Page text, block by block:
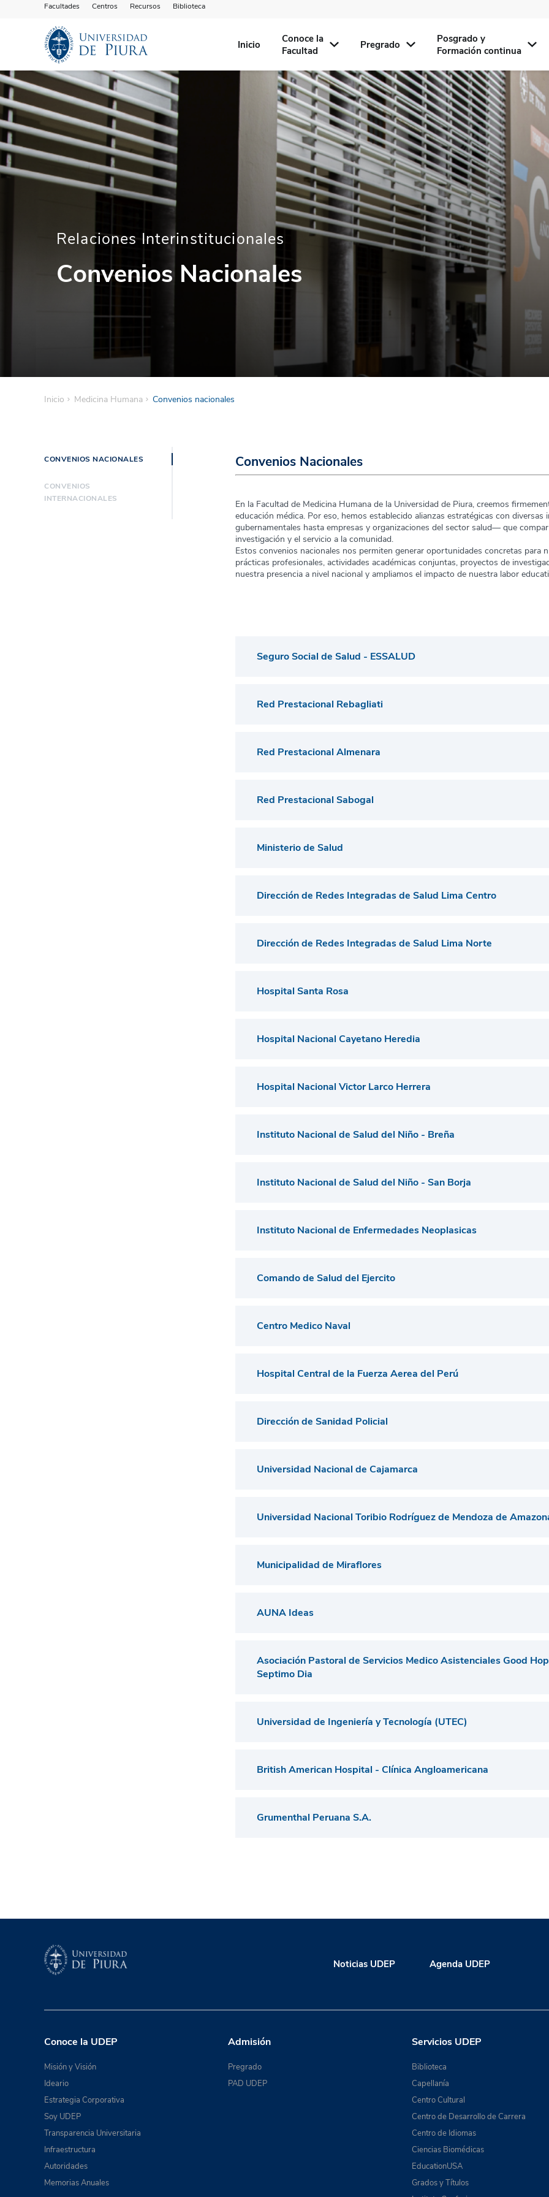
Facultades Centros Recursos Biblioteca
Inicio
Conoce la
Facultad
Pregrado
Posgrado y
Formación continua
Relaciones Interinstitucionales
Convenios Nacionales
Inicio Medicina Humana Convenios nacionales
CONVENIOS NACIONALES
CONVENIOS
INTERNACIONALES
Convenios Nacionales
En la Facultad de Medicina Humana de la Universidad de Piura, creemos
educación médica. Por eso, hemos establecido alianzas estratégicas con
gubernamentales hasta empresas y organizaciones del sector salud— que
investigación y el servicio a la comunidad.
Estos convenios nacionales nos permiten generar oportunidades concretas para
prácticas profesionales, actividades académicas conjuntas, proyectos de
nuestra presencia a nivel nacional y ampliamos el impacto de nuestra labor
Seguro Social de Salud - ESSALUD
Red Prestacional Rebagliati
Red Prestacional Almenara
Red Prestacional Sabogal
Ministerio de Salud
Dirección de Redes Integradas de Salud Lima Centro
Dirección de Redes Integradas de Salud Lima Norte
Hospital Santa Rosa
Hospital Nacional Cayetano Heredia
Hospital Nacional Victor Larco Herrera
Instituto Nacional de Salud del Niño - Breña
Instituto Nacional de Salud del Niño - San Borja
Instituto Nacional de Enfermedades Neoplasicas
Comando de Salud del Ejercito
Centro Medico Naval
Hospital Central de la Fuerza Aerea del Perú
Dirección de Sanidad Policial
Universidad Nacional de Cajamarca
Universidad Nacional Toribio Rodríguez de Mendoza de
Municipalidad de Miraflores
AUNA Ideas
Asociación Pastoral de Servicios Medico Asistenciales Good
Septimo Dia
Universidad de Ingeniería y Tecnología (UTEC)
British American Hospital - Clínica Angloamericana
Grumenthal Peruana S.A.
Noticias UDEP Agenda UDEP
Conoce la UDEP
Misión y Visión
Ideario
Estrategia Corporativa
Soy UDEP
Transparencia Universitaria
Infraestructura
Autoridades
Memorias Anuales
Admisión
Pregrado
PAD UDEP
Servicios UDEP
Biblioteca
Capellanía
Centro Cultural
Centro de Desarrollo de Carrera
Centro de Idiomas
Ciencias Biomédicas
EducationUSA
Grados y Títulos